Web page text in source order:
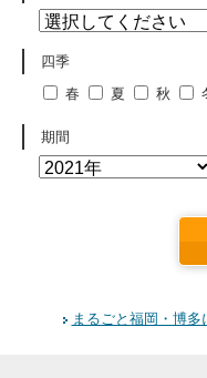
四季
春
夏 秋
期間
まるごと福岡・博多